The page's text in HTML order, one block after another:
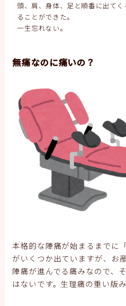
頭、肩、身体、足と順番に出て
ることができた。
一生忘れない。
無痛なのに痛いの？
本格的な陣痛が始まるまでに
がいくつか出ていますが、お
陣痛が進んでる痛みなので、
はないです。生理痛の重い版み